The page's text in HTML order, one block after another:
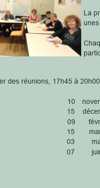
La
des réunions, 17h45 à
10
15
09
15
03
07